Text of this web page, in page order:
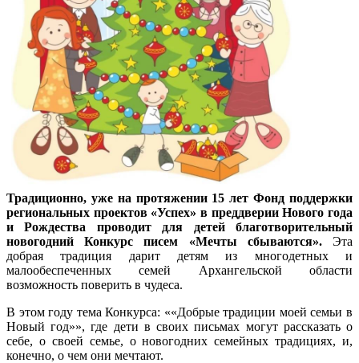
Традиционно, уже на протяжении 15 лет Фонд поддержки
региональных проектов «Успех» в преддверии Нового года
и Рождества проводит для детей благотворительный
новогодний Конкурс писем «Мечты сбываются».Эта
добрая традиция дарит детям из многодетных и
малообеспеченных семей Архангельской области
возможность поверить в чудеса.
В этом году тема Конкурса: ««Добрые традиции моей семьи в
Новый год»», где дети в своих письмах могут рассказать о
себе, о своей семье, о новогодних семейных традициях, и,
конечно, о чем они мечтают.